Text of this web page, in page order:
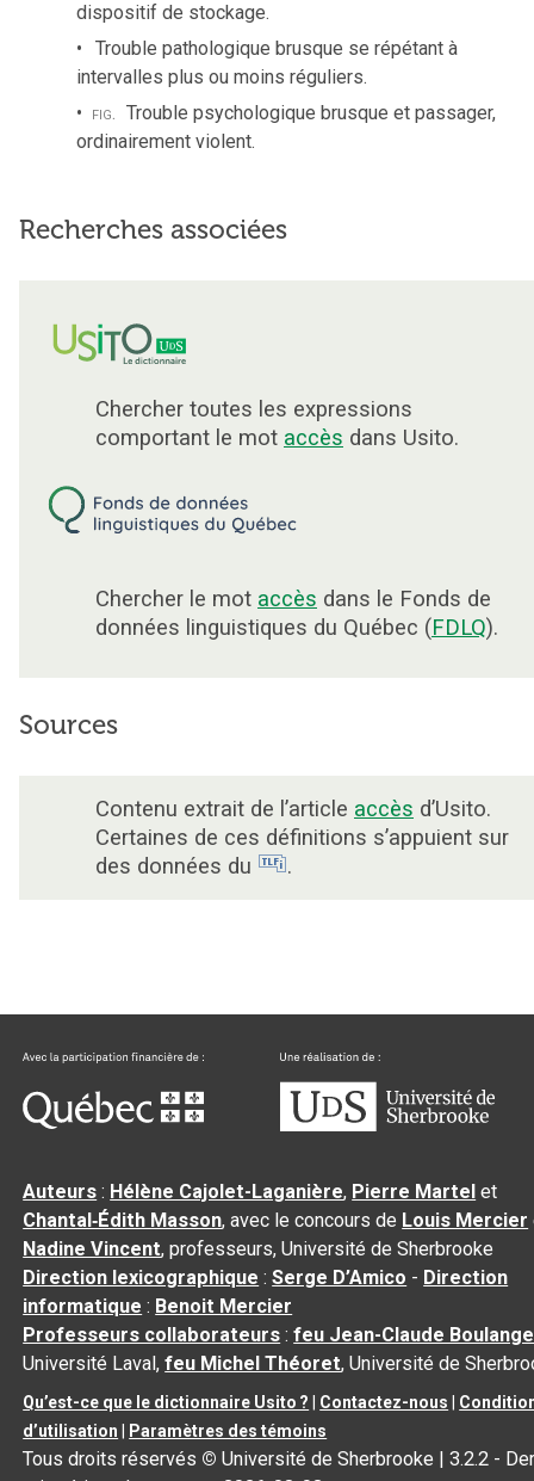
dispositif de stockage.
Trouble pathologique brusque se répétant à
intervalles plus ou moins réguliers.
fig. Trouble psychologique brusque et passager,
ordinairement violent.
Recherches associées
Chercher toutes les expressions
comportant le mot accès dans Usito.
Chercher le mot accès dans le Fonds de
données linguistiques du Québec (FDLQ).
Sources
Contenu extrait de l’article accès d’Usito.
Certaines de ces définitions s’appuient sur
des données du
.
Auteurs : Hélène Cajolet-Laganière, Pierre Martel et
Chantal‑Édith Masson, avec le concours de Louis Mercier
Nadine Vincent, professeurs, Université de Sherbrooke
Direction lexicographique :Serge D’Amico - Direction
informatique : Benoit Mercier
Professeurs collaborateurs :feu Jean-Claude
Université Laval,feu Michel Théoret, Université de
Qu’est-ce que le dictionnaire Usito ? Contactez-nous
d’utilisation
Paramètres des témoins
Tous droits réservés © Université de Sherbrooke |3.2.2 -